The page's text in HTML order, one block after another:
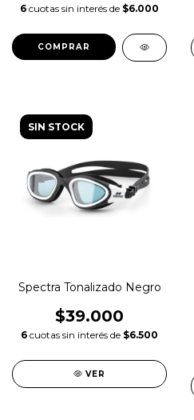
6 cuotas sin interés de $6.000
SIN STOCK
Spectra Tonalizado Negro
$39.000
6 cuotas sin interés de $6.500
VER